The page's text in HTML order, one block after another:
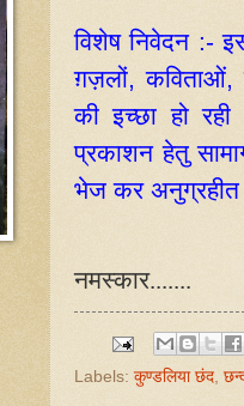
विशेष निवेदन :-
ग़ज़लों,
की इच्छा हो
प्रकाशन हेतु
भेज कर
नमस्कार.......
Labels:कुण्डलिया छंद,